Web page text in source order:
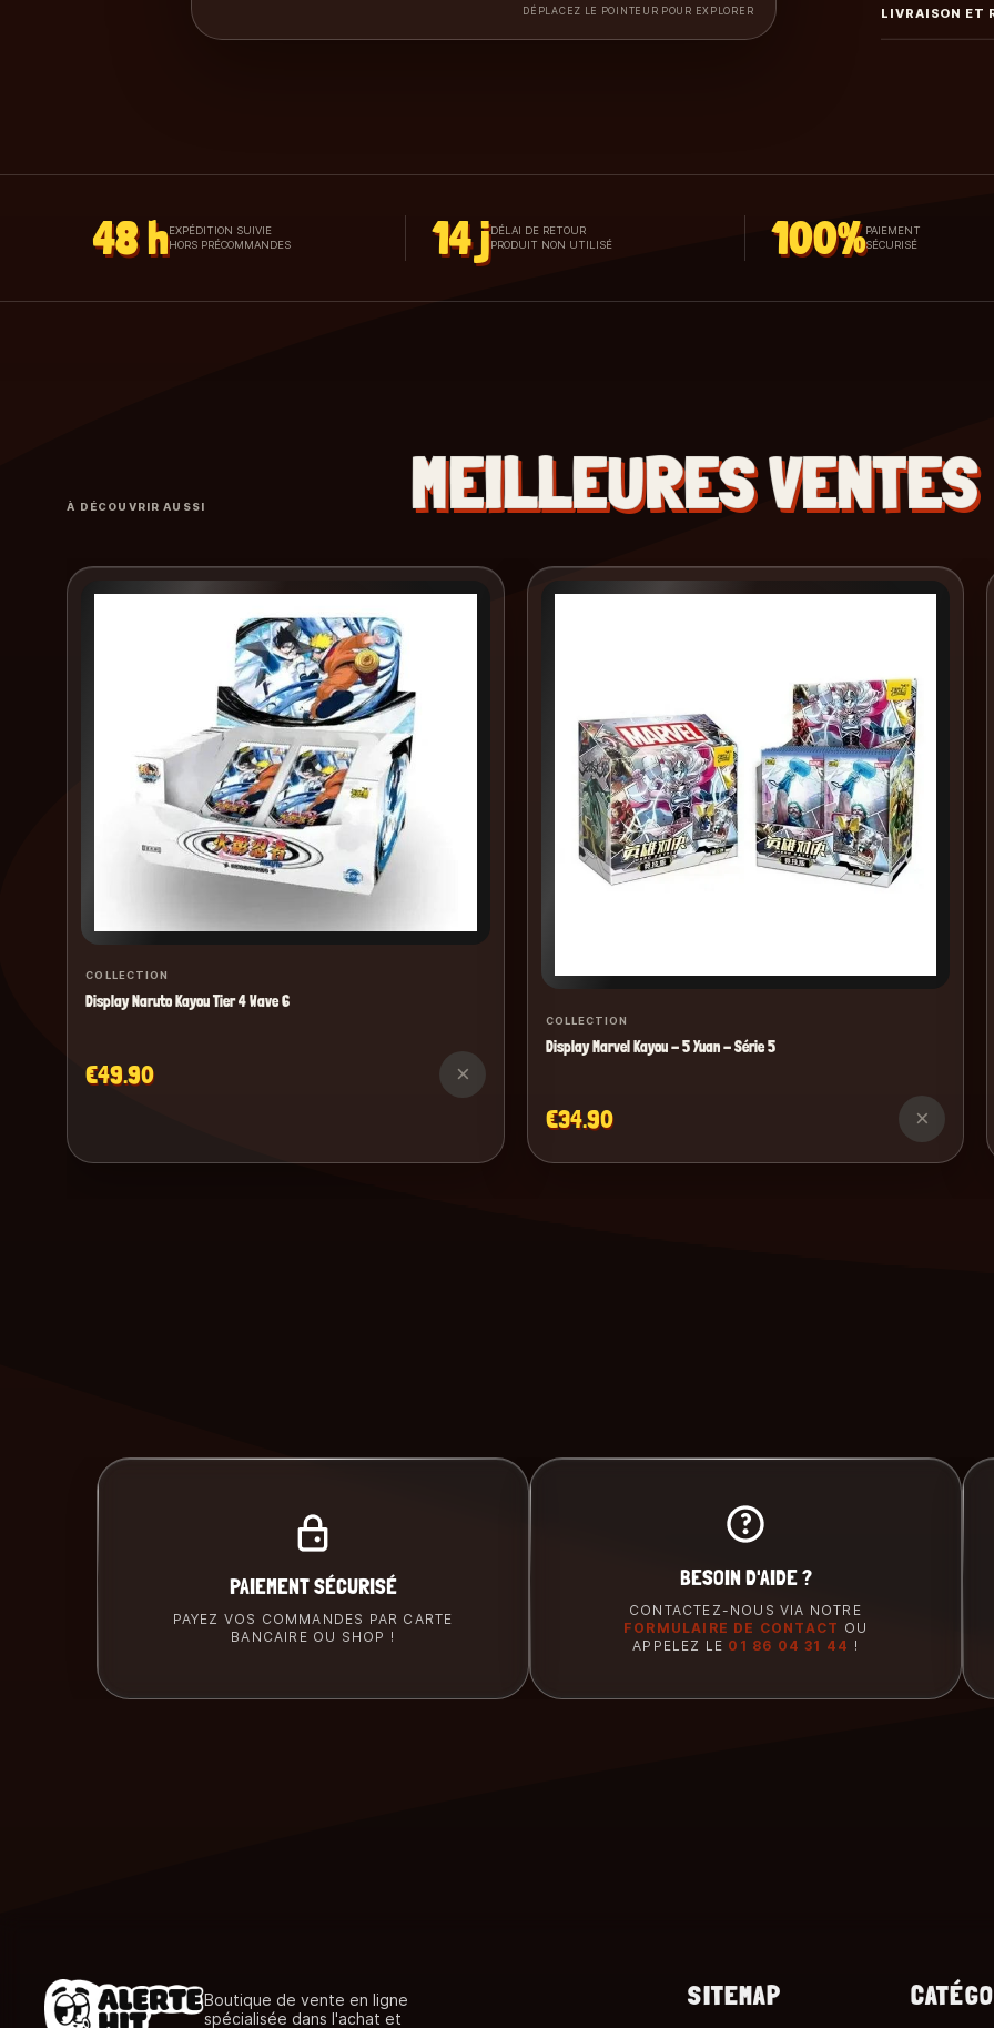
DÉPLACEZ LE POINTEUR POUR EXPLORER LIVRAISON ET
48 hEXPÉDITION SUIVIE
HORS PRÉCOMMANDES
14 jDÉLAI DE RETOUR
PRODUIT NON UTILISÉ
100%PAIEMENT
SÉCURISÉ
À DÉCOUVRIR AUSSI MEILLEURES VENTES
COLLECTION
Display Naruto Kayou Tier 4 Wave 6
€49.90 ×
COLLECTION
Display Marvel Kayou - 5 Yuan - Série 5
€34.90 ×
PAIEMENT SÉCURISÉ
PAYEZ VOS COMMANDES PAR CARTE
BANCAIRE OU SHOP !
BESOIN D'AIDE ?
CONTACTEZ-NOUS VIA NOTRE
FORMULAIRE DE CONTACT OU
APPELEZ LE 01 86 04 31 44 !
Boutique de vente en ligne
spécialisée dans l'achat et
SITEMAP